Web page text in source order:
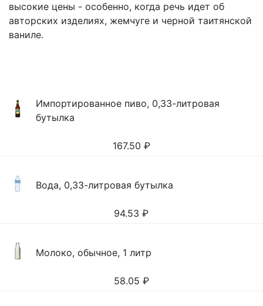
высокие цены - особенно, когда речь идет об
авторских изделиях, жемчуге и черной таитянской
ваниле.
Импортированное пиво, 0,33-литровая
бутылка
167.50 ₽
Вода, 0,33-литровая бутылка
94.53 ₽
Молоко, обычное, 1 литр
58.05 ₽